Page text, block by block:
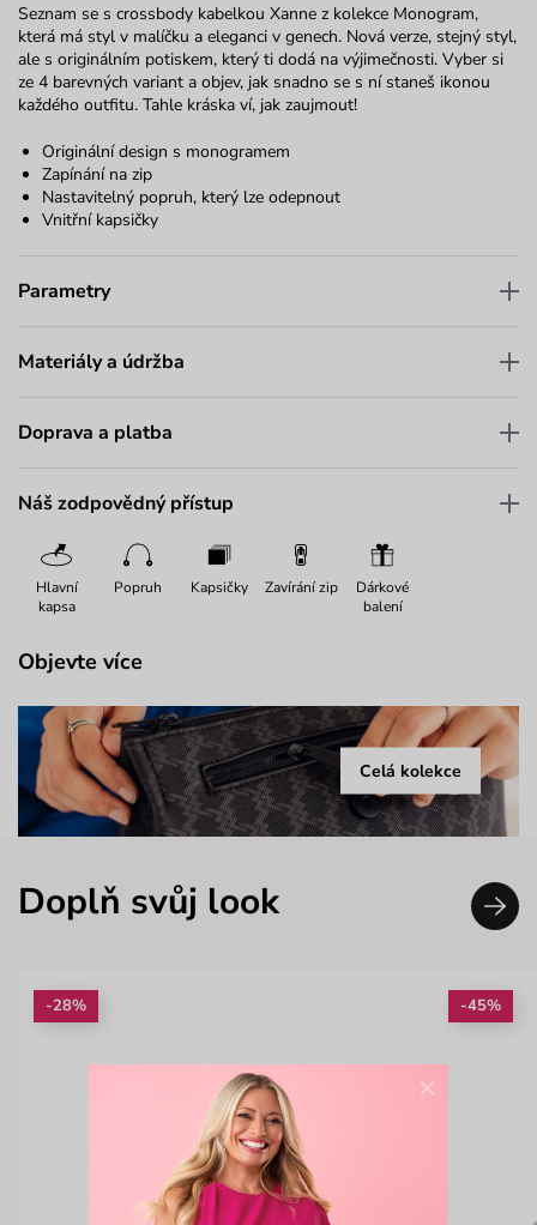
Seznam se s crossbody kabelkou Xanne z kolekce Monogram,
která má styl v malíčku a eleganci v genech. Nová verze, stejný styl,
ale s originálním potiskem, který ti dodá na výjimečnosti. Vyber si
ze 4 barevných variant a objev, jak snadno se s ní staneš ikonou
každého outfitu. Tahle kráska ví, jak zaujmout!
Originální design s monogramem
Zapínání na zip
Nastavitelný popruh, který lze odepnout
Vnitřní kapsičky
Parametry
Materiály a údržba
Doprava a platba
Náš zodpovědný přístup
Hlavní
kapsa
Popruh Kapsičky Zavírání zip
Dárkové
balení
Objevte více
Celá kolekce
Doplň svůj look
-28% -45%
×